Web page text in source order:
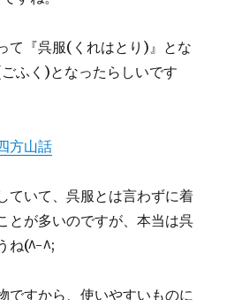
て『呉服(くれはとり)』とな
ふく)となったらしいです
方山話
ていて、呉服とは言わずに着
とが多いのですが、本当は呉
ね(^-^;
ですから、使いやすいものに